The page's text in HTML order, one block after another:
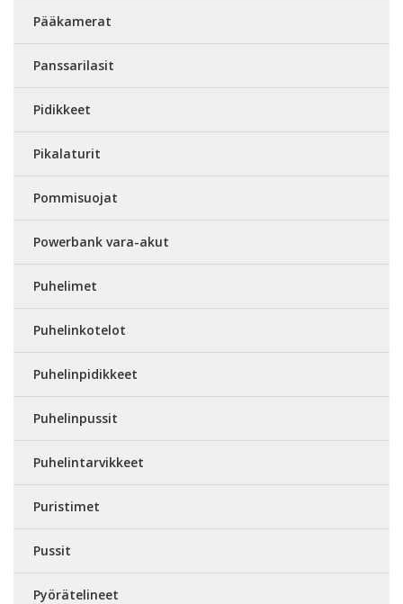
Pääkamerat
Panssarilasit
Pidikkeet
Pikalaturit
Pommisuojat
Powerbank vara-akut
Puhelimet
Puhelinkotelot
Puhelinpidikkeet
Puhelinpussit
Puhelintarvikkeet
Puristimet
Pussit
Pyörätelineet